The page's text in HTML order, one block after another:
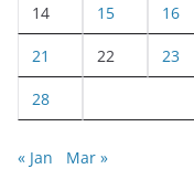
14 15 16
21 22 23
28
« Jan Mar »